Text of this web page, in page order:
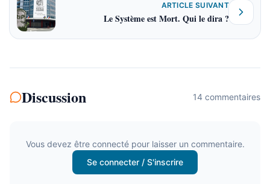
ARTICLE SUIVANT
Le Système est Mort. Qui le dira ?
Discussion 14 commentaires
Vous devez être connecté pour laisser un commentaire.
Se connecter / S'inscrire